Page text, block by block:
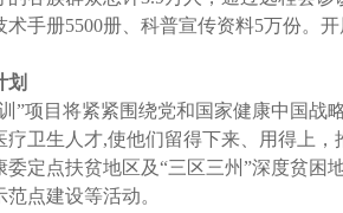
术手册5500册、科普宣传资料5万份。
划
”项目将紧紧围绕党和国家健康中国
疗卫生人才,使他们留得下来、用得上
定点扶贫地区及“三区三州”深度贫
点建设等活动。